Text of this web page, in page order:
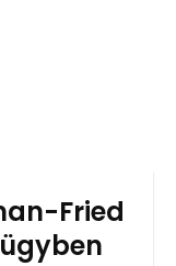
Fried